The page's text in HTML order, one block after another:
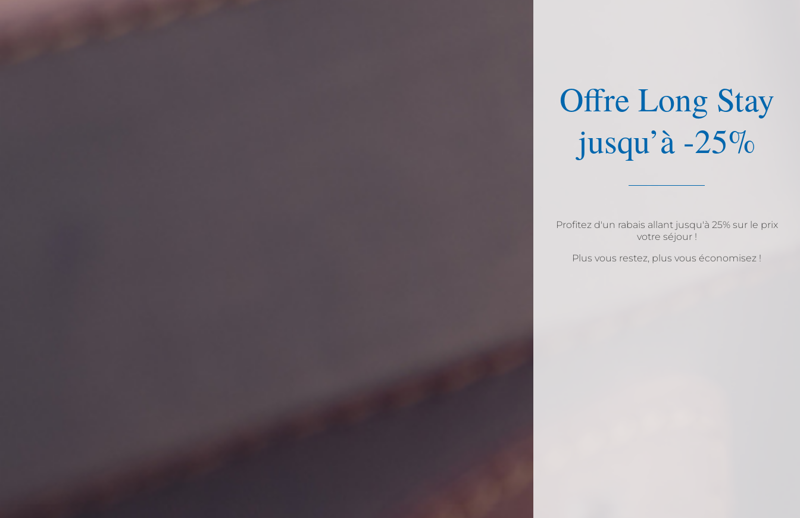
Offre Long Stay
jusqu’à -25%
Profitez d'un rabais allant jusqu'à 25% sur le prix
votre séjour !
Plus vous restez, plus vous économisez !